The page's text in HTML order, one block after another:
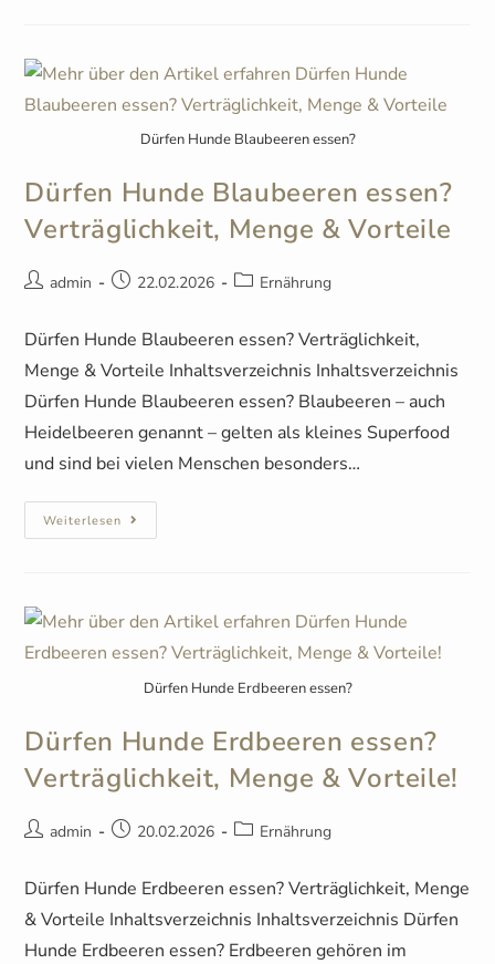
Dürfen Hunde Blaubeeren essen?
Dürfen Hunde Blaubeeren essen?
Verträglichkeit, Menge & Vorteile
admin 22.02.2026 Ernährung
Dürfen Hunde Blaubeeren essen? Verträglichkeit,
Menge & Vorteile Inhaltsverzeichnis Inhaltsverzeichnis
Dürfen Hunde Blaubeeren essen? Blaubeeren – auch
Heidelbeeren genannt – gelten als kleines Superfood
und sind bei vielen Menschen besonders…
Weiterlesen
Dürfen Hunde Erdbeeren essen?
Dürfen Hunde Erdbeeren essen?
Verträglichkeit, Menge & Vorteile!
admin 20.02.2026 Ernährung
Dürfen Hunde Erdbeeren essen? Verträglichkeit, Menge
& Vorteile Inhaltsverzeichnis Inhaltsverzeichnis Dürfen
Hunde Erdbeeren essen? Erdbeeren gehören im